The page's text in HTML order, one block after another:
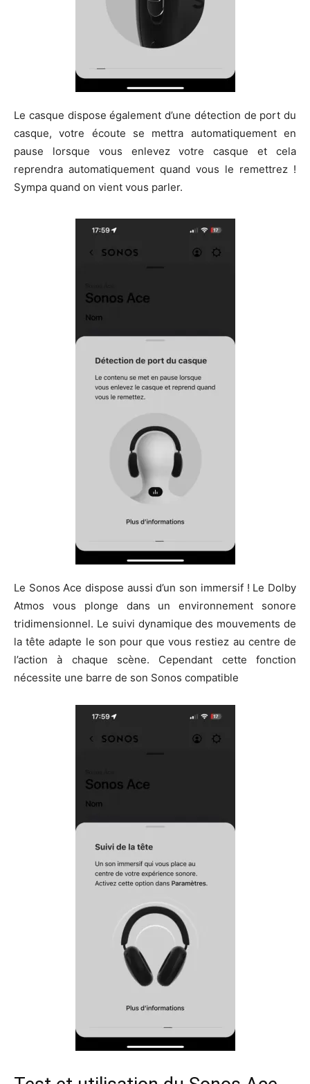
Le casque dispose également d’une détection de port du
casque, votre écoute se mettra automatiquement en
pause lorsque vous enlevez votre casque et cela
reprendra automatiquement quand vous le remettrez !
Sympa quand on vient vous parler.
Le Sonos Ace dispose aussi d’un son immersif ! Le Dolby
Atmos vous plonge dans un environnement sonore
tridimensionnel. Le suivi dynamique des mouvements de
la tête adapte le son pour que vous restiez au centre de
l’action à chaque scène. Cependant cette fonction
nécessite une barre de son Sonos compatible